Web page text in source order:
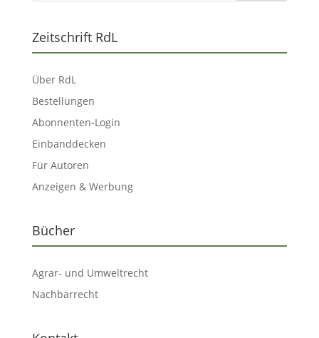
Zeitschrift RdL
Über RdL
Bestellungen
Abonnenten-Login
Einbanddecken
Für Autoren
Anzeigen & Werbung
Bücher
Agrar- und Umweltrecht
Nachbarrecht